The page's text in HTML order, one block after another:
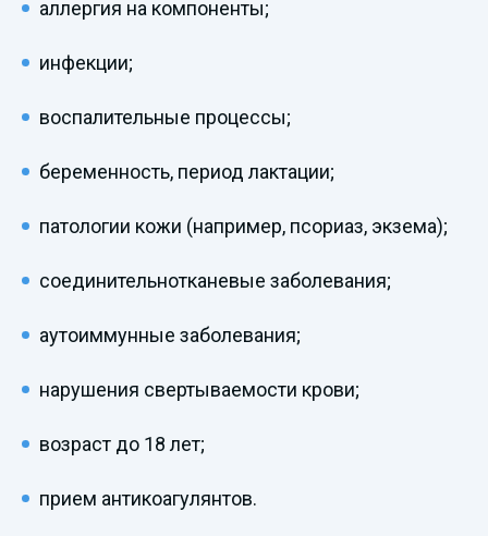
аллергия на компоненты;
инфекции;
воспалительные процессы;
беременность, период лактации;
патологии кожи (например, псориаз, экзема);
соединительнотканевые заболевания;
аутоиммунные заболевания;
нарушения свертываемости крови;
возраст до 18 лет;
прием антикоагулянтов.